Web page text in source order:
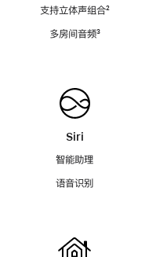
支持立体声组合脚
²
多房间音频脚
³
Siri
智能助理
语音识别